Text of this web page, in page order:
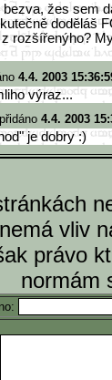
bezva, žes sem
doděláš
z rozšířenýho?
4.4. 2003
výraz...
4.4. 2003
je dobry :)
vliv
právo
normám